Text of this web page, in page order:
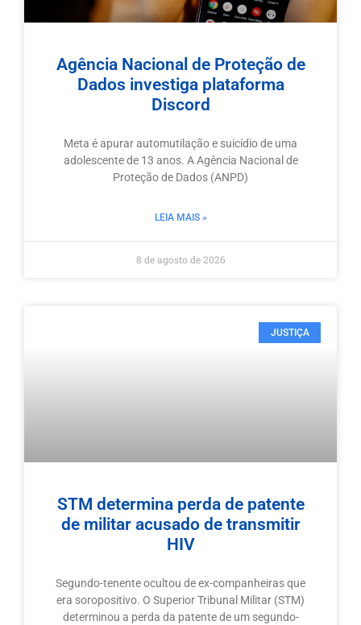
Agência Nacional de Proteção de
Dados investiga plataforma
Discord
Meta é apurar automutilação e suicídio de uma
adolescente de 13 anos. A Agência Nacional de
Proteção de Dados (ANPD)
LEIA MAIS »
8 de agosto de 2026
JUSTIÇA
STM determina perda de patente
de militar acusado de transmitir
HIV
Segundo-tenente ocultou de ex-companheiras que
era soropositivo. O Superior Tribunal Militar (STM)
determinou a perda da patente de um segundo-